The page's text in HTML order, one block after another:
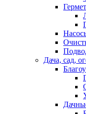
Дача, сад,